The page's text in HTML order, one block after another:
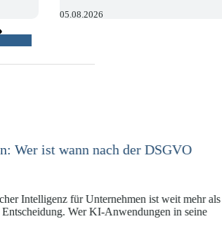
05.08.2026
Versicherungswirtschaft mit DORA,
hat in den vergangenen Jahren eine
die insbesondere Unternehmen der Finanz-
vor…